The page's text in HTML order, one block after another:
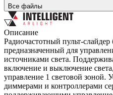
Все файлы
Описание
Радиочастотный пульт-слайдер
предназначенный для
источниками света.
включение и выключение
управление 1 световой зоной.
диммерами и контроллерами